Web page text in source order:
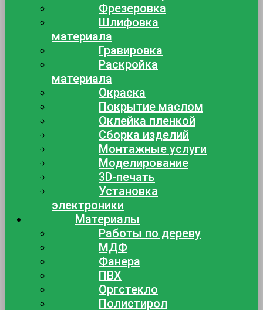
Фрезеровка
Шлифовка
материала
Гравировка
Раскройка
материала
Окраска
Покрытие маслом
Оклейка пленкой
Сборка изделий
Монтажные услуги
Моделирование
3D-печать
Установка
электроники
Материалы
Работы по дереву
МДФ
Фанера
ПВХ
Оргстекло
Полистирол